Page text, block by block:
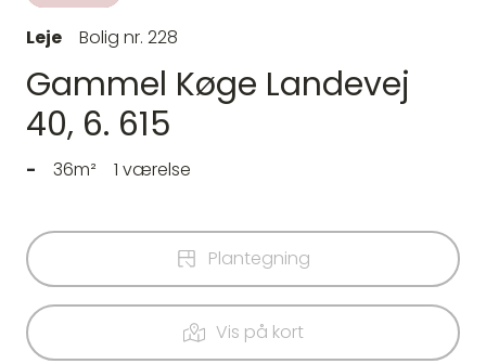
Leje Bolig nr. 228
Gammel Køge Landevej
40, 6. 615
- 36m² 1 værelse
Plantegning
Vis på kort